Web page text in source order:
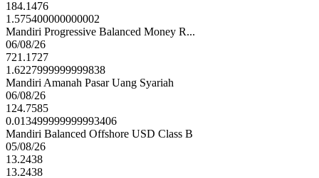
184.1476
1.575400000000002
Mandiri Progressive Balanced Money R...
06/08/26
721.1727
1.6227999999999838
Mandiri Amanah Pasar Uang Syariah
06/08/26
124.7585
0.013499999999993406
Mandiri Balanced Offshore USD Class B
05/08/26
13.2438
13.2438